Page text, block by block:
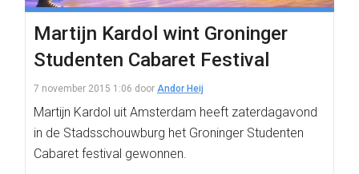
Martijn Kardol wint Groninger
Studenten Cabaret Festival
7 november 2015 1:06 door Andor Heij
Martijn Kardol uit Amsterdam heeft zaterdagavond
in de Stadsschouwburg het Groninger Studenten
Cabaret festival gewonnen.